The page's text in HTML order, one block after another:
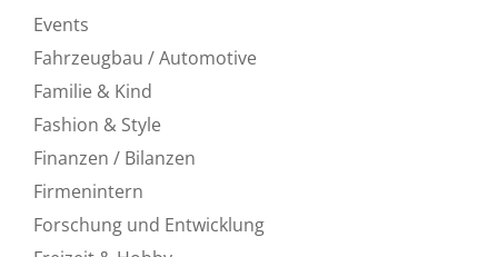
Events
Fahrzeugbau / Automotive
Familie & Kind
Fashion & Style
Finanzen / Bilanzen
Firmenintern
Forschung und Entwicklung